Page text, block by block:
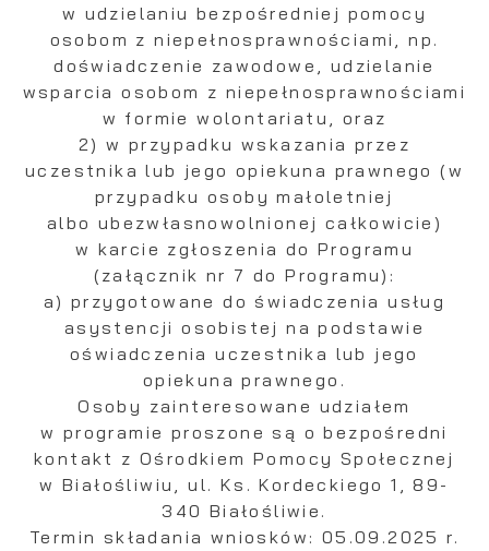
w udzielaniu bezpośredniej pomocy
osobom z niepełnosprawnościami, np.
doświadczenie zawodowe, udzielanie
wsparcia osobom z niepełnosprawnościami
w formie wolontariatu, oraz
2) w przypadku wskazania przez
uczestnika lub jego opiekuna prawnego (w
przypadku osoby małoletniej
albo ubezwłasnowolnionej całkowicie)
w karcie zgłoszenia do Programu
(załącznik nr 7 do Programu):
a) przygotowane do świadczenia usług
asystencji osobistej na podstawie
oświadczenia uczestnika lub jego
opiekuna prawnego.
Osoby zainteresowane udziałem
w programie proszone są o bezpośredni
kontakt z Ośrodkiem Pomocy Społecznej
w Białośliwiu, ul. Ks. Kordeckiego 1, 89-
340 Białośliwie.
Termin składania wniosków: 05.09.2025 r.